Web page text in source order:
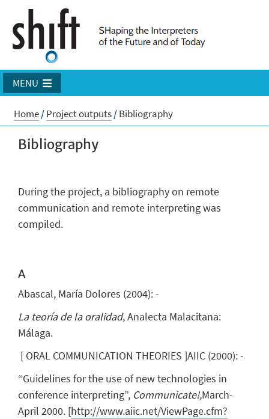
MENU
Home/Project outputs/Bibliography
Bibliography
During the project, a bibliography on remote
communication and remote interpreting was
compiled.
A
Abascal, María Dolores (2004):-
La teoría de la oralidad, Analecta Malacitana:
Málaga.
[ ORAL COMMUNICATION THEORIES ]AIIC (2000):-
“Guidelines for the use of new technologies in
conference interpreting”, Communicate!,March-
April 2000. [http://www.aiic.net/ViewPage.cfm?